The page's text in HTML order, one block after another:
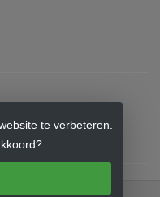
te verbeteren.